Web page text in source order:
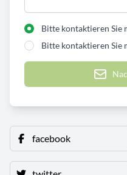
Bitte kontaktieren Sie
Bitte kontaktieren Sie
facebook